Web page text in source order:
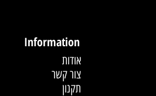
Information
אודות
צור קשר
תקנון